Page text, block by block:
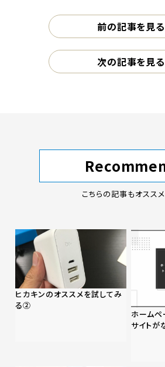
前の記事を見る
次の記事を見る
こちらの記事もオスス
ヒカキンのオススメを試してみ
る②
ホームペ
サイトが